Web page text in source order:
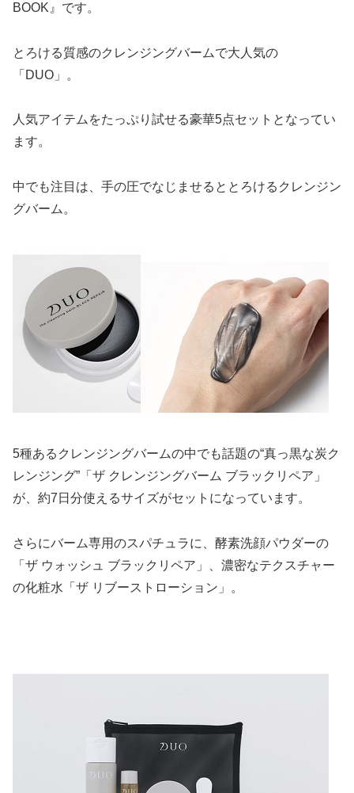
BOOK』です。
とろける質感のクレンジングバームで大人気の
「DUO」。
人気アイテムをたっぷり試せる豪華5点セットとなってい
ます。
中でも注目は、手の圧でなじませるととろけるクレンジン
グバーム。
5種あるクレンジングバームの中でも話題の“真っ黒な炭ク
レンジング”「ザ クレンジングバーム ブラックリペア」
が、約7日分使えるサイズがセットになっています。
さらにバーム専用のスパチュラに、酵素洗顔パウダーの
「ザ ウォッシュ ブラックリペア」、濃密なテクスチャー
の化粧水「ザ リブーストローション」。